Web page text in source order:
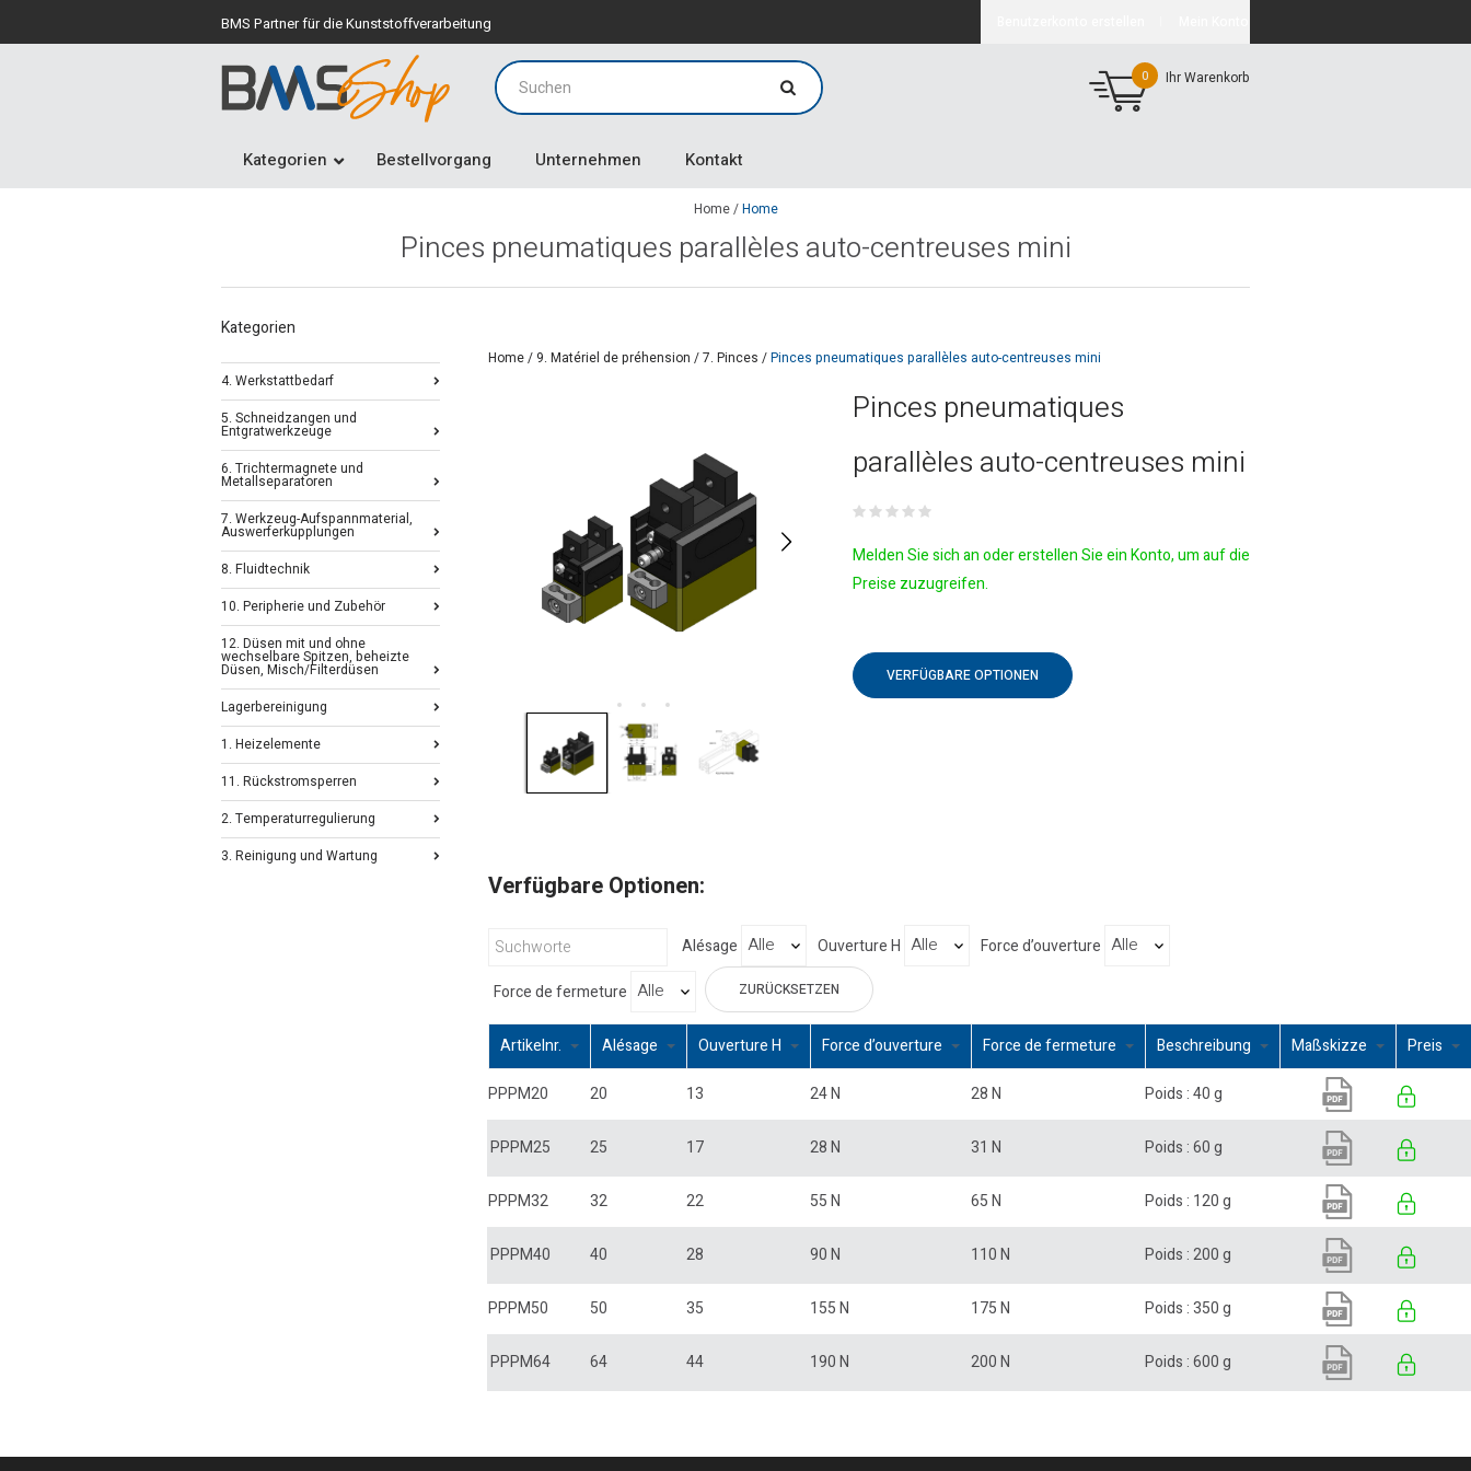
BMS Partner für die Kunststoffverarbeitung
0 Ihr Warenkorb
Kategorien Bestellvorgang Unternehmen Kontakt
Home/Home
Pinces pneumatiques parallèles auto-centreuses mini
Home/ 9. Matériel de préhension /7. Pinces /Pinces pneumatiques parallèles auto-centreuses mini
Pinces pneumatiques
parallèles auto-centreuses mini
Melden Sie sich an oder erstellen Sie ein Konto, um auf die
Preise zuzugreifen.
VERFÜGBARE OPTIONEN
Verfügbare Optionen:
Alésage Ouverture H
Force d’ouverture
Force de fermeture
ZURÜCKSETZEN
Artikelnr. Alésage Ouverture H Force d’ouverture Force de fermeture Beschreibung Maßskizze Preis
PPPM20 20 13 24 N 28 N Poids : 40 g
PPPM25 25 17 28 N 31 N Poids : 60 g
PPPM32 32 22 55 N 65 N Poids : 120 g
PPPM40 40 28 90 N 110 N Poids : 200 g
PPPM50 50 35 155 N 175 N Poids : 350 g
PPPM64 64 44 190 N 200 N Poids : 600 g
Kategorien
4. Werkstattbedarf
5. Schneidzangen und
Entgratwerkzeuge
6. Trichtermagnete und
Metallseparatoren
7. Werkzeug-Aufspannmaterial,
Auswerferkupplungen
8. Fluidtechnik
10. Peripherie und Zubehör
12. Düsen mit und ohne
wechselbare Spitzen, beheizte
Düsen, Misch/Filterdüsen
Lagerbereinigung
1. Heizelemente
11. Rückstromsperren
2. Temperaturregulierung
3. Reinigung und Wartung